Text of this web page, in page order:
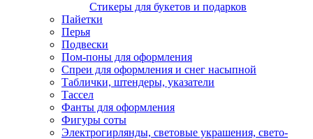
Стикеры для букетов и подарков
Пайетки
Перья
Подвески
Пом-поны для оформления
Спреи для оформления и снег насыпной
Таблички, штендеры, указатели
Тассел
Фанты для оформления
Фигуры соты
Электрогирлянды, световые украшения, свето-